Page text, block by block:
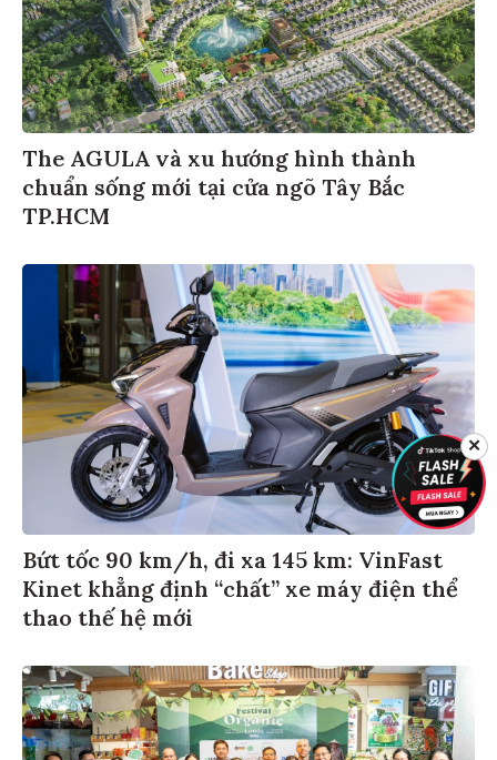
The AGULA và xu hướng hình thành
chuẩn sống mới tại cửa ngõ Tây Bắc
TP.HCM
Bứt tốc 90 km/h, đi xa 145 km: VinFast
Kinet khẳng định “chất” xe máy điện thể
thao thế hệ mới
✕